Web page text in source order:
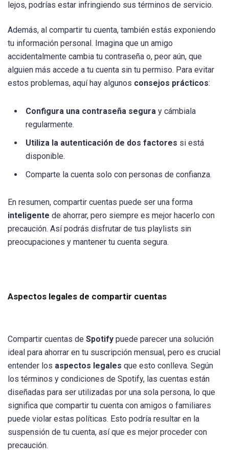
lejos, podrías estar infringiendo sus términos de servicio.
Además, al compartir tu cuenta, también estás exponiendo
tu información personal. Imagina que un amigo
accidentalmente cambia tu contraseña o, peor aún, que
alguien más accede a tu cuenta sin tu permiso. Para evitar
estos problemas, aquí hay algunos consejos prácticos:
Configura una contraseña segura y cámbiala
regularmente.
Utiliza la autenticación de dos factores si está
disponible.
Comparte la cuenta solo con personas de confianza.
En resumen, compartir cuentas puede ser una forma
inteligente de ahorrar, pero siempre es mejor hacerlo con
precaución. Así podrás disfrutar de tus playlists sin
preocupaciones y mantener tu cuenta segura.
Aspectos legales de compartir cuentas
Compartir cuentas de Spotify puede parecer una solución
ideal para ahorrar en tu suscripción mensual, pero es crucial
entender los aspectos legales que esto conlleva. Según
los términos y condiciones de Spotify, las cuentas están
diseñadas para ser utilizadas por una sola persona, lo que
significa que compartir tu cuenta con amigos o familiares
puede violar estas políticas. Esto podría resultar en la
suspensión de tu cuenta, así que es mejor proceder con
precaución.